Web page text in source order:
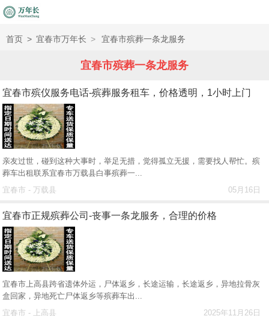
首页 > 宜春市万年长 > 宜春市殡葬一条龙服务
宜春市殡葬一条龙服务
宜春市殡仪服务电话-殡葬服务租车，价格透明，1小时上门
亲友过世，碰到这种大事时，举足无措，觉得孤立无援，需要找人帮忙。殡
葬车出租联系宜春市万载县白事殡葬一...
05月16日
宜春市 - 万载县
宜春市正规殡葬公司-丧事一条龙服务，合理的价格
宜春市上高县跨省遗体外运，尸体返乡，长途运输，长途返乡，异地拉骨灰
盒回家，异地死亡尸体返乡等殡葬车出...
2025年11月26日
宜春市 - 上高县